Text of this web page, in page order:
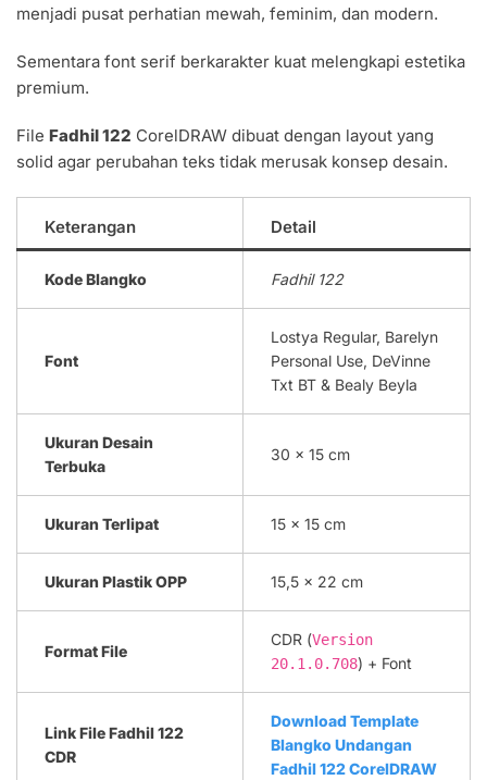
menjadi pusat perhatian mewah, feminim, dan modern.
Sementara font serif berkarakter kuat melengkapi estetika
premium.
File Fadhil 122 CorelDRAW dibuat dengan layout yang
solid agar perubahan teks tidak merusak konsep desain.
Keterangan Detail
Kode Blangko Fadhil 122
Font
Lostya Regular, Barelyn
Personal Use, DeVinne
Txt BT & Bealy Beyla
Ukuran Desain
Terbuka
30 x 15 cm
Ukuran Terlipat 15 x 15 cm
Ukuran Plastik OPP 15,5 x 22 cm
Format File
CDR (Version
20.1.0.708) + Font
Link File Fadhil 122
CDR
Download Template
Blangko Undangan
Fadhil 122 CorelDRAW